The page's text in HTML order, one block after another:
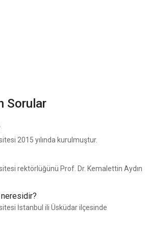
Sorular
2015 yılında kurulmuştur.
rektörlüğünü Prof. Dr. Kemalettin Aydın
İstanbul ili Üsküdar ilçesinde